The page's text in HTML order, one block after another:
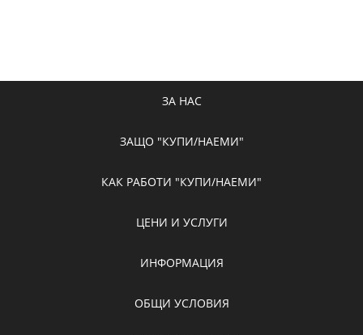
ЗА НАС
ЗАЩО "КУПИ/НАЕМИ"
КАК РАБОТИ "КУПИ/НАЕМИ"
ЦЕНИ И УСЛУГИ
ИНФОРМАЦИЯ
ОБЩИ УСЛОВИЯ